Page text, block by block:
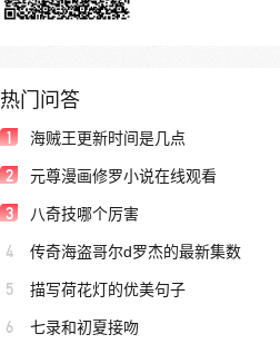
热门问答
1 海贼王更新时间是几点
2 元尊漫画修罗小说在线观看
3 八奇技哪个厉害
4 传奇海盗哥尔d罗杰的最新集数
5 描写荷花灯的优美句子
6 七录和初夏接吻